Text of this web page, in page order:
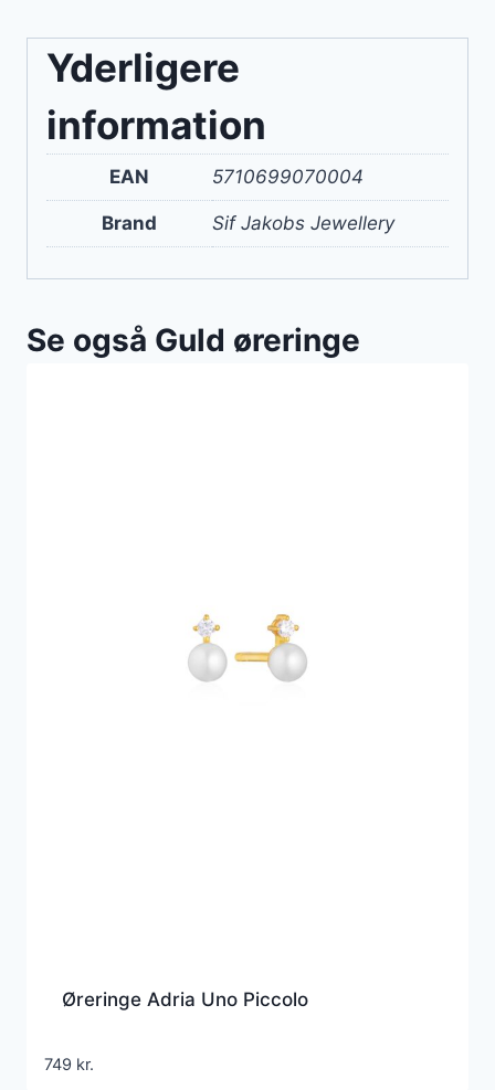
Yderligere
information
EAN 5710699070004
Brand Sif Jakobs Jewellery
Se også Guld øreringe
Øreringe Adria Uno Piccolo
749 kr.